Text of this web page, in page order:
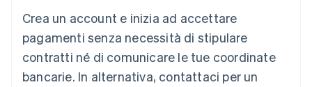
Crea un account e inizia ad accettare
pagamenti senza necessità di stipulare
contratti né di comunicare le tue coordinate
bancarie. In alternativa, contattaci per un
EspañolEnglish
Norvegia
English
Nuova Zelanda
English